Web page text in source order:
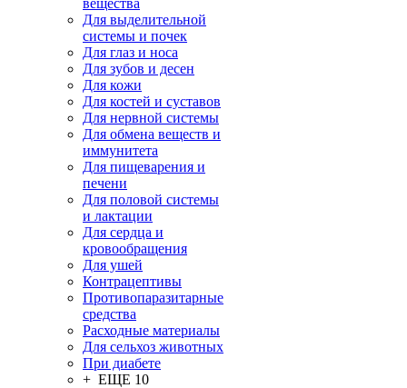
вещества
Для выделительной
системы и почек
Для глаз и носа
Для зубов и десен
Для кожи
Для костей и суставов
Для нервной системы
Для обмена веществ и
иммунитета
Для пищеварения и
печени
Для половой системы
и лактации
Для сердца и
кровообращения
Для ушей
Контрацептивы
Противопаразитарные
средства
Расходные материалы
Для сельхоз животных
При диабете
+ ЕЩЕ 10